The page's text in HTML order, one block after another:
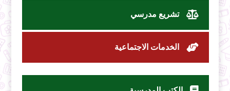
تشريع مدرسي
الخدمات الاجتماعية